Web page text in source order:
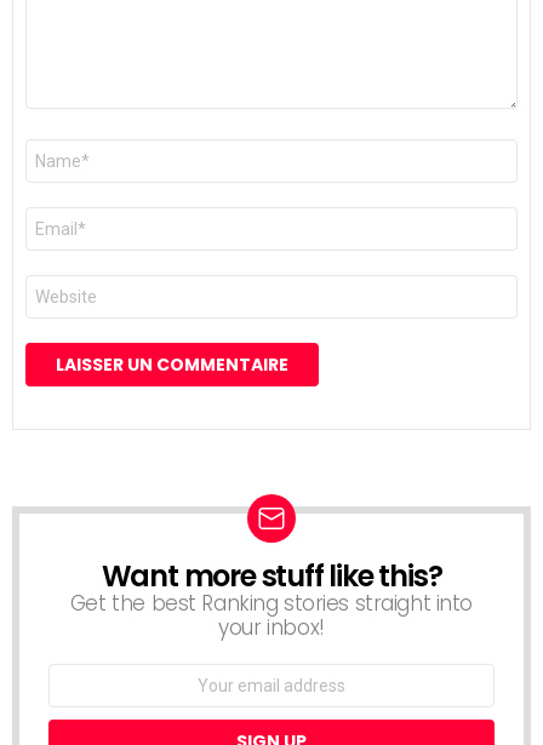
Nom
E-
mail
*
Site
web
NEWSLETTER
Want more stuff like this?
Get the best Ranking stories straight into
your inbox!